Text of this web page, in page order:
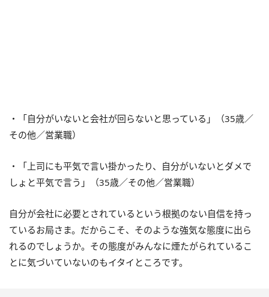
・「自分がいないと会社が回らないと思っている」（35歳／
その他／営業職）
・「上司にも平気で言い掛かったり、自分がいないとダメで
しょと平気で言う」（35歳／その他／営業職）
自分が会社に必要とされているという根拠のない自信を持っ
ているお局さま。だからこそ、そのような強気な態度に出ら
れるのでしょうか。その態度がみんなに煙たがられているこ
とに気づいていないのもイタイところです。